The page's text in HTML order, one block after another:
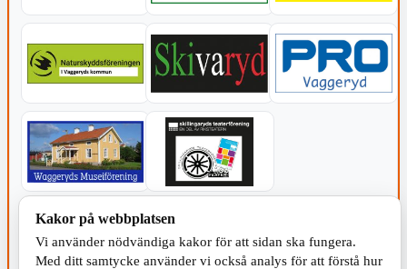
KOMMUNEN
Kakor på webbplatsen
Vi använder nödvändiga kakor för att sidan ska fungera.
Med ditt samtycke använder vi också analys för att förstå hur